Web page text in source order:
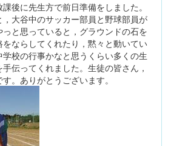
後に先生方で前日準備をしました。
大谷中のサッカー部員と野球部員が
と思っていると，グラウンドの石を
ならしてくれたり，黙々と動いてい
校の行事かなと思うくらい多くの生
伝ってくれました。生徒の皆さん，
。ありがとうございます。